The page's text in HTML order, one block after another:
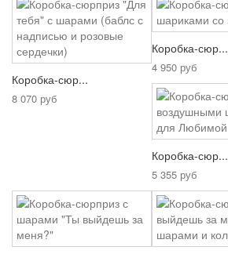
Коробка-сюр...
8 070 руб
Коробка-сюр...
4 950 руб
Коробка-сюр...
5 355 руб